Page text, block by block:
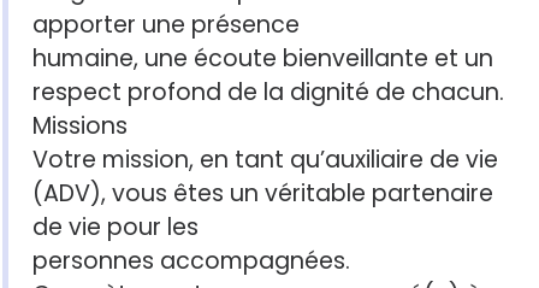
apporter une présence
humaine, une écoute bienveillante et un
respect profond de la dignité de chacun.
Missions
Votre mission, en tant qu’auxiliaire de vie
(ADV), vous êtes un véritable partenaire
de vie pour les
personnes accompagnées.